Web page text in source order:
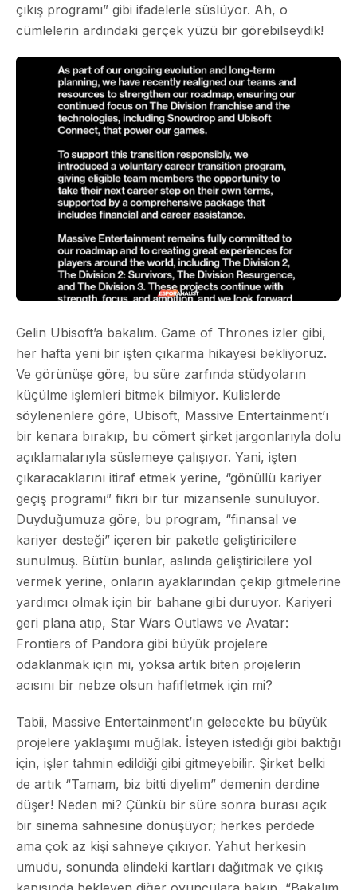
çıkış programı” gibi ifadelerle süslüyor. Ah, o
cümlelerin ardındaki gerçek yüzü bir görebilseydik!
Gelin Ubisoft’a bakalım. Game of Thrones izler gibi,
her hafta yeni bir işten çıkarma hikayesi bekliyoruz.
Ve görünüşe göre, bu süre zarfında stüdyoların
küçülme işlemleri bitmek bilmiyor. Kulislerde
söylenenlere göre, Ubisoft, Massive Entertainment’ı
bir kenara bırakıp, bu cömert şirket jargonlarıyla dolu
açıklamalarıyla süslemeye çalışıyor. Yani, işten
çıkaracaklarını itiraf etmek yerine, “gönüllü kariyer
geçiş programı” fikri bir tür mizansenle sunuluyor.
Duyduğumuza göre, bu program, “finansal ve
kariyer desteği” içeren bir paketle geliştiricilere
sunulmuş. Bütün bunlar, aslında geliştiricilere yol
vermek yerine, onların ayaklarından çekip gitmelerine
yardımcı olmak için bir bahane gibi duruyor. Kariyeri
geri plana atıp, Star Wars Outlaws ve Avatar:
Frontiers of Pandora gibi büyük projelere
odaklanmak için mi, yoksa artık biten projelerin
acısını bir nebze olsun hafifletmek için mi?
Tabii, Massive Entertainment’ın gelecekte bu büyük
projelere yaklaşımı muğlak. İsteyen istediği gibi baktığı
için, işler tahmin edildiği gibi gitmeyebilir. Şirket belki
de artık “Tamam, biz bitti diyelim” demenin derdine
düşer! Neden mi? Çünkü bir süre sonra burası açık
bir sinema sahnesine dönüşüyor; herkes perdede
ama çok az kişi sahneye çıkıyor. Yahut herkesin
umudu, sonunda elindeki kartları dağıtmak ve çıkış